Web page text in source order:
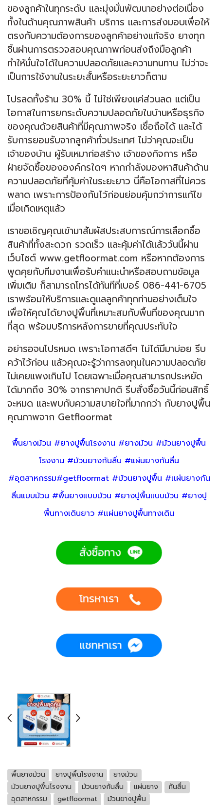
ของลูกค้าในทุกระดับ และมุ่งมั่นพัฒนาอย่างต่อเนื่อง
ทั้งในด้านคุณภาพสินค้า บริการ และการส่งมอบเพื่อให้
ตรงกับความต้องการของลูกค้าอย่างแท้จริง ยางทุก
ชิ้นผ่านการตรวจสอบคุณภาพก่อนส่งถึงมือลูกค้า
ทำให้มั่นใจได้ในความปลอดภัยและความทนทาน ไม่ว่าจะ
เป็นการใช้งานในระยะสั้นหรือระยะยาวก็ตาม
โปรลดทั้งร้าน 30% นี้ ไม่ใช่เพียงแค่ส่วนลด แต่เป็น
โอกาสในการยกระดับความปลอดภัยในบ้านหรือธุรกิจ
ของคุณด้วยสินค้าที่มีคุณภาพจริง เชื่อถือได้ และได้
รับการยอมรับจากลูกค้าทั่วประเทศ ไม่ว่าคุณจะเป็น
เจ้าของบ้าน ผู้รับเหมาก่อสร้าง เจ้าของกิจการ หรือ
ฝ่ายจัดซื้อขององค์กรใดๆ หากกำลังมองหาสินค้าด้าน
ความปลอดภัยที่คุ้มค่าในระยะยาว นี่คือโอกาสที่ไม่ควร
พลาด เพราะการป้องกันไว้ก่อนย่อมคุ้มกว่าการแก้ไข
เมื่อเกิดเหตุแล้ว
เราขอเชิญคุณเข้ามาสัมผัสประสบการณ์การเลือกซื้อ
สินค้าที่ทั้งสะดวก รวดเร็ว และคุ้มค่าได้แล้ววันนี้ผ่าน
เว็บไซต์ www.getfloormat.com หรือหากต้องการ
พูดคุยกับทีมงานเพื่อรับคำแนะนำหรือสอบถามข้อมูล
เพิ่มเติม ก็สามารถโทรได้ทันทีที่เบอร์ 086-441-6705
เราพร้อมให้บริการและดูแลลูกค้าทุกท่านอย่างเต็มใจ
เพื่อให้คุณได้ยางปูพื้นที่เหมาะสมกับพื้นที่ของคุณมาก
ที่สุด พร้อมบริการหลังการขายที่คุณประทับใจ
อย่ารอจนโปรหมด เพราะโอกาสดีๆ ไม่ได้มีมาบ่อย รีบ
คว้าไว้ก่อน แล้วคุณจะรู้ว่าการลงทุนในความปลอดภัย
ไม่เคยแพงเกินไป โดยเฉพาะเมื่อคุณสามารถประหยัด
ได้มากถึง 30% จากราคาปกติ รีบสั่งซื้อวันนี้ก่อนสิทธิ์
จะหมด และพบกับความสบายใจที่มากกว่า กับยางปูพื้น
คุณภาพจาก Getfloormat
พื้นยางม้วน #ยางปูพื้นโรงงาน #ยางม้วน #ม้วนยางปูพื้น
โรงงาน #ม้วนยางกันลื่น #แผ่นยางกันลื่น
#อุตสาหกรรม#getfloormat #ม้วนยางปูพื้น #เเผ่นยางกัน
ลื่นแบบม้วน #พื้นยางแบบม้วน #ยางปูพื้นแบบม้วน #ยางปู
พื้นทางเดินยาว #เเผ่นยางปูพื้นทางเดิน
พื้นยางม้วน ยางปูพื้นโรงงาน
ยางม้วน
ม้วนยางปูพื้นโรงงาน
ม้วนยางกันลื่น แผ่นยาง
กันลื่น
อุตสาหกรรม
getfloormat
ม้วนยางปูพื้น